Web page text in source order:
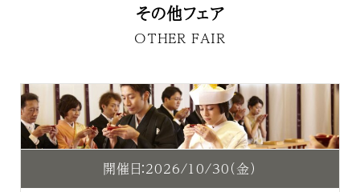
その他フェア
OTHER FAIR
開催日：2026/10/30（金）